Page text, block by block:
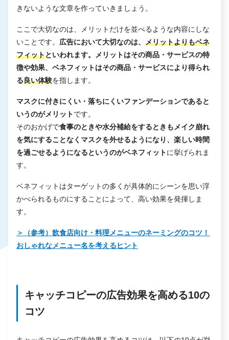
きないような文章を作っていきましょう。
ここで大切なのは、メリットだけを並べるような内容にしな
いことです。 広告において大切なのは、 メリットよりもベネ
フィットといわれます。メリットはその商品・サービスの特
徴や効果、ベネフィットはその商品・サービスにより得られ
る良い体験を指します。
マスクに付きにくい・落ちにくいファンデーションであると
いうのがメリットです。
そのおかげで食事のときや水分補給をするときもメイク崩れ
を気にすることなくマスクを外せるようになり、楽しい時間
を過ごせるようになるというのがベネフィットに挙げられま
す。
ベネフィットはターゲットの多くが具体的にシーンを思い浮
かべられるものにすることによって、高い効果を発揮しま
す。
＞（参考）飲食店向け・料理メニューのネーミングのコツ！
おしゃれなメニュー名を考えるヒント
キャッチコピーの広告効果を高める10の
コツ